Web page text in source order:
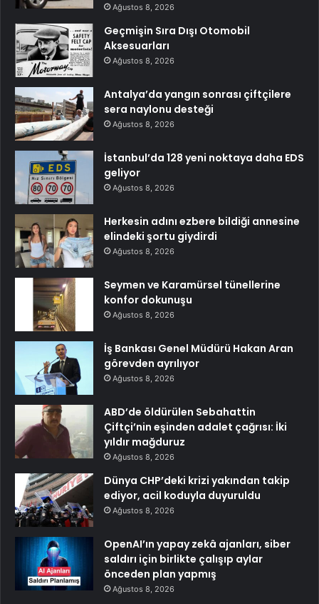
Ağustos 8, 2026
Geçmişin Sıra Dışı Otomobil
Aksesuarları
Ağustos 8, 2026
Antalya’da yangın sonrası çiftçilere
sera naylonu desteği
Ağustos 8, 2026
İstanbul’da 128 yeni noktaya daha EDS
geliyor
Ağustos 8, 2026
Herkesin adını ezbere bildiği annesine
elindeki şortu giydirdi
Ağustos 8, 2026
Seymen ve Karamürsel tünellerine
konfor dokunuşu
Ağustos 8, 2026
İş Bankası Genel Müdürü Hakan Aran
görevden ayrılıyor
Ağustos 8, 2026
ABD’de öldürülen Sebahattin
Çiftçi’nin eşinden adalet çağrısı: İki
yıldır mağduruz
Ağustos 8, 2026
Dünya CHP’deki krizi yakından takip
ediyor, acil koduyla duyuruldu
Ağustos 8, 2026
OpenAI’ın yapay zekâ ajanları, siber
saldırı için birlikte çalışıp aylar
önceden plan yapmış
Ağustos 8, 2026